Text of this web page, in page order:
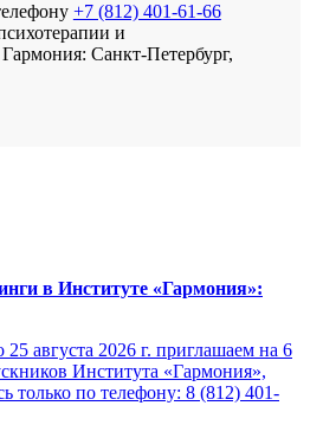
+7 (812) 401-61-66
и
Санкт-Петербург,
в Институте «Гармония»:
25 августа 2026 г. приглашаем на 6
Института «Гармония»,
только по телефону: 8 (812) 401-